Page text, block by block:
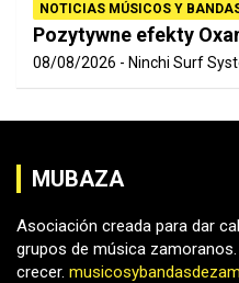
NOTICIAS MÚSICOS Y
Pozytywne efekty
08/08/2026 Ninchi Surf
MUBAZA
Asociación creada para dar
grupos de música
crecer.